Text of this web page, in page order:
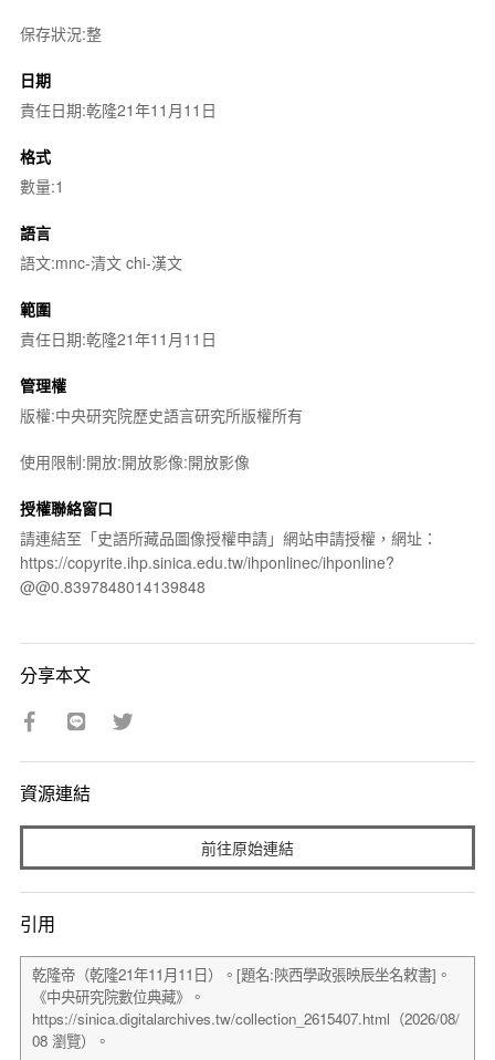
保存狀況:整
日期
責任日期:乾隆21年11月11日
格式
數量:1
語言
語文:mnc-清文 chi-漢文
範圍
責任日期:乾隆21年11月11日
管理權
版權:中央研究院歷史語言研究所版權所有
使用限制:開放:開放影像:開放影像
授權聯絡窗口
請連結至「史語所藏品圖像授權申請」網站申請授權，網址：
https://copyrite.ihp.sinica.edu.tw/ihponlinec/ihponline?
@@0.8397848014139848
分享本文
資源連結
前往原始連結
引用